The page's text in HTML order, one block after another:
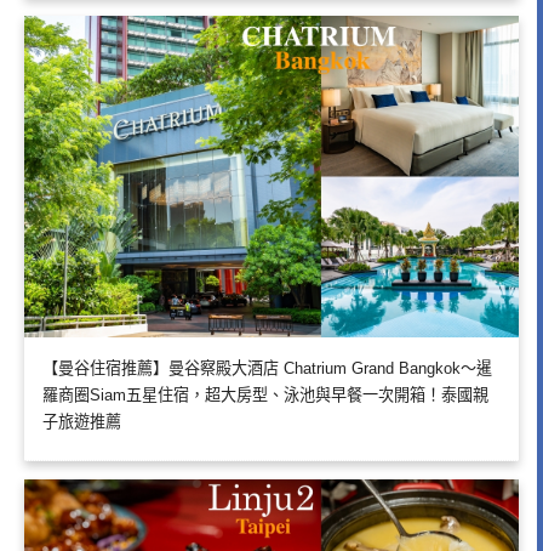
【曼谷住宿推薦】曼谷察殿大酒店 Chatrium Grand Bangkok～暹
羅商圈Siam五星住宿，超大房型、泳池與早餐一次開箱！泰國親
子旅遊推薦